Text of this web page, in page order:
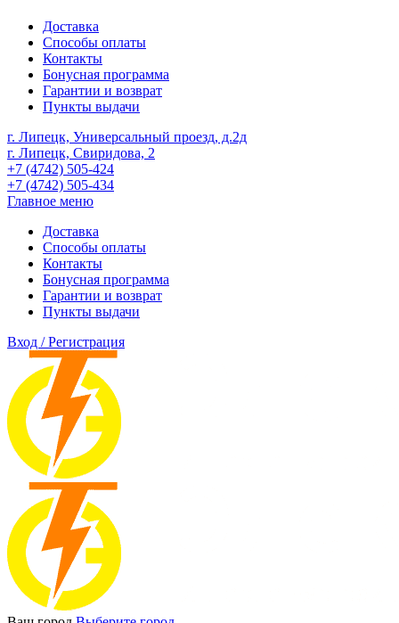
Доставка
Способы оплаты
Контакты
Бонусная программа
Гарантии и возврат
Пункты выдачи
г. Липецк, Универсальный проезд, д.2д
г. Липецк, Свиридова, 2
+7 (4742) 505-424
+7 (4742) 505-434
Главное меню
Доставка
Способы оплаты
Контакты
Бонусная программа
Гарантии и возврат
Пункты выдачи
Вход / Регистрация